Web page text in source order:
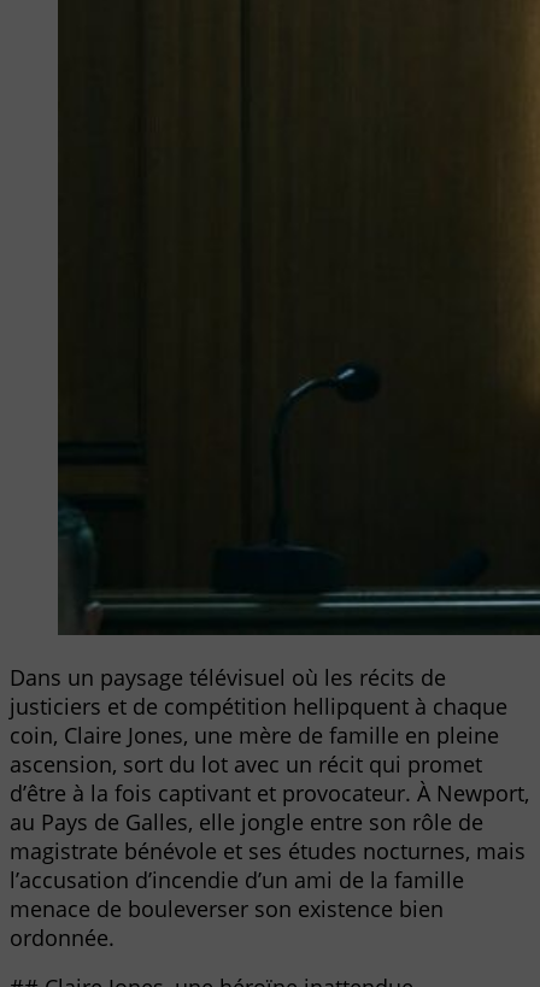
Dans un paysage télévisuel où les récits de
justiciers et de compétition hellipquent à chaque
coin, Claire Jones, une mère de famille en pleine
ascension, sort du lot avec un récit qui promet
d’être à la fois captivant et provocateur. À Newport,
au Pays de Galles, elle jongle entre son rôle de
magistrate bénévole et ses études nocturnes, mais
l’accusation d’incendie d’un ami de la famille
menace de bouleverser son existence bien
ordonnée.